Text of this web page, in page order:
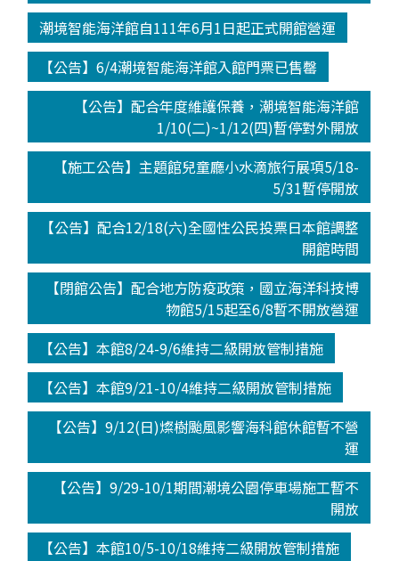
潮境智能海洋館自111年6月1日起正式開館營運
【公告】6/4潮境智能海洋館入館門票已售罄
【公告】配合年度維護保養，潮境智能海洋館
1/10(二)~1/12(四)暫停對外開放
【施工公告】主題館兒童廳小水滴旅行展項5/18-
5/31暫停開放
【公告】配合12/18(六)全國性公民投票日本館調整
開館時間
【閉館公告】配合地方防疫政策，國立海洋科技博
物館5/15起至6/8暫不開放營運
【公告】本館8/24-9/6維持二級開放管制措施
【公告】本館9/21-10/4維持二級開放管制措施
【公告】9/12(日)燦樹颱風影響海科館休館暫不營
運
【公告】9/29-10/1期間潮境公園停車場施工暫不
開放
【公告】本館10/5-10/18維持二級開放管制措施